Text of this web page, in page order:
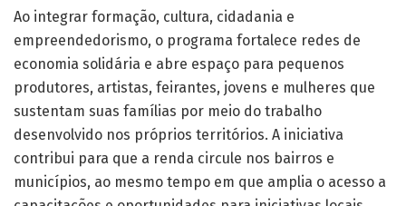
sustentam suas famílias por meio do trabalho
desenvolvido nos próprios territórios. A iniciativa
contribui para que a renda circule nos bairros e
municípios, ao mesmo tempo em que amplia o acesso a
capacitações e oportunidades para iniciativas locais.
“O programa não levou uma cultura de fora para dentro
das comunidades. Ele se tornou uma vitrine e uma
ferramenta de fomento para a riqueza que já existe